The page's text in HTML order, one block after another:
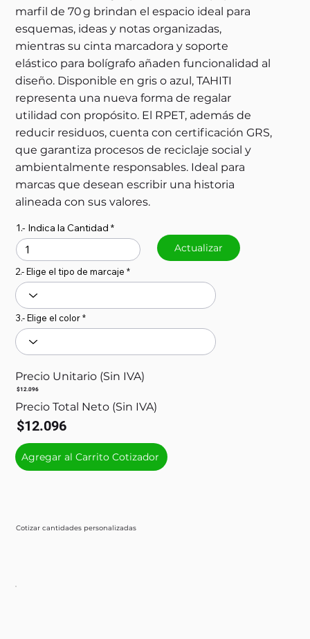
marfil de 70 g brindan el espacio ideal para
esquemas, ideas y notas organizadas,
mientras su cinta marcadora y soporte
elástico para bolígrafo añaden funcionalidad al
diseño. Disponible en gris o azul, TAHITI
representa una nueva forma de regalar
utilidad con propósito. El RPET, además de
reducir residuos, cuenta con certificación GRS,
que garantiza procesos de reciclaje social y
ambientalmente responsables. Ideal para
marcas que desean escribir una historia
alineada con sus valores.
Cotizar cantidades personalizadas
1.- Indica la Cantidad
Actualizar
2.- Elige el tipo de marcaje
3.- Elige el color
Precio Unitario (Sin IVA)
$12.096
Precio Total Neto (Sin IVA)
$12.096
Agregar al Carrito Cotizador